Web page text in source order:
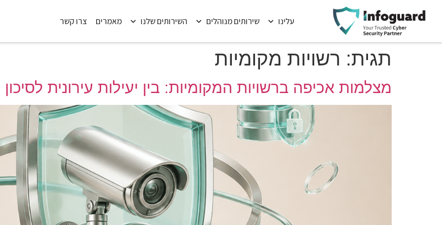
עלינו שירותים מנוהלים השירותים שלנו מאמרים צרו קשר
תגית: רשויות מקומיות
מצלמות אכיפה ברשויות המקומיות: בין יעילות עירונית